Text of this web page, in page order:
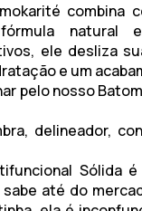
combina
natural
ele desliza
e um
pelo nosso
delineador,
Sólida
até do